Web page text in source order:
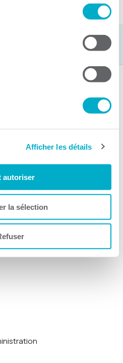
Afficher les détails
autoriser
la sélection